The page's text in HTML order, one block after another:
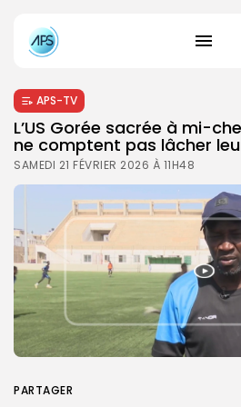
APS-TV
L’US Gorée sacrée à mi-
ne comptent pas lâcher
SAMEDI 21 FÉVRIER 2026 À 11H48
PARTAGER